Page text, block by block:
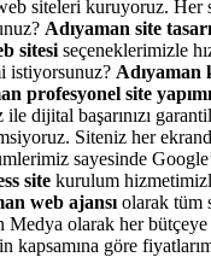
siteleri kuruyoruz.
Adıyaman site
sitesi seçeneklerimizle
istiyorsunuz? Adıyaman
profesyonel site yapımı
ile dijital başarınızı
Siteniz her
sayesinde
site kurulum
web ajansı olarak tüm
Medya olarak her
kapsamına göre